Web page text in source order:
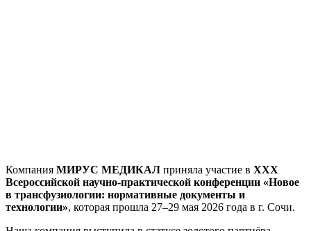
Компания МИРУС МЕДИКАЛ приняла участие в XXX
Всероссийской научно-практической конференции «Новое
в трансфузиологии: нормативные документы и
технологии», которая прошла 27–29 мая 2026 года в г. Сочи.